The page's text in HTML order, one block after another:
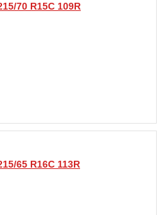
70 R15C 109R
65 R16C 113R